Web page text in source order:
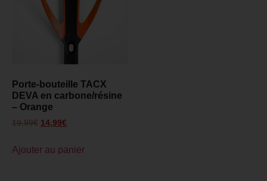
Porte-bouteille TACX
DEVA en carbone/résine
– Orange
19,99€ 14,99€
Ajouter au panier